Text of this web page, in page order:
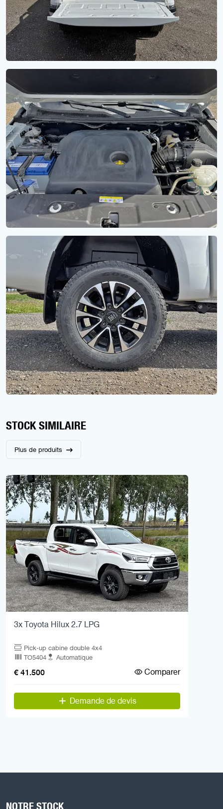
STOCK SIMILAIRE
Plus de produits
3x Toyota Hilux 2.7 LPG
Pick-up cabine double 4x4
TO5404
Automatique
€ 41.500 Comparer
Demande de devis
NOTRE STOCK